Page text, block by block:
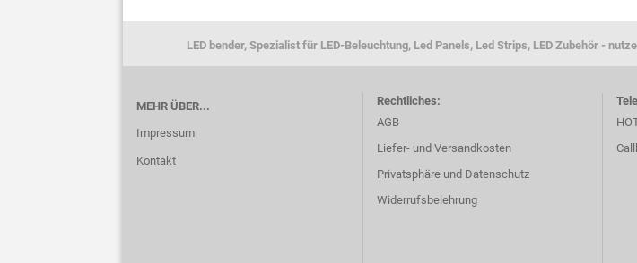
LED bender, Spezialist für LED-Beleuchtung, Led Panels, Led Strips, LED Zubehör -
MEHR ÜBER...
Impressum
Kontakt
Rechtliches:
AGB
Liefer- und Versandkosten
Privatsphäre und Datenschutz
Widerrufsbelehrung